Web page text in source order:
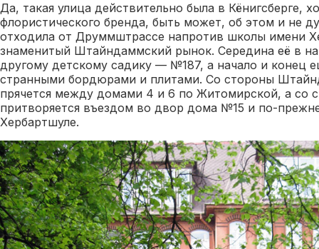
Да, такая улица действительно была в Кёнигсберге,
флористического бренда, быть может, об этом и не
отходила от Друммштрассе напротив школы имени
знаменитый Штайндаммский рынок. Середина её в
другому детскому садику — №187, а начало и конец
странными бордюрами и плитами. Со стороны
прячется между домами 4 и 6 по Житомирской, а
притворяется въездом во двор дома №15 и по-
Хербартшуле.